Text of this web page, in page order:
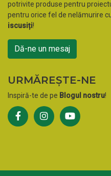
potrivite produse pentru
pentru orice fel de nelămurire
iscusiți!
Dă-ne un mesaj
URMĂREȘTE-NE
Inspiră-te de pe Blogul nostru!